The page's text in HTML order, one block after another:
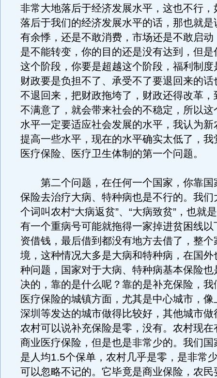
非常大地落后于经济发展水平，这也不行，
落后于我们的经济发展水平的话，那也就是
有余悸，还是不敢消费，市场还是不敢启动
是不能转变，你的目的还是没有达到，但是
这个阶段，你要是超越这个阶段，福利制度
财政要是负担不了、承受不了要退回来的
不退回来，把财政拖垮了，财政还得改革，
不满意了，就会带来社会的不稳定，所以这
水平一定要适应社会发展的水平，我认为新
提高一些水平，现在的水平确实太低了，我
医疗保险、医疗卫生体制的第一个问题。
第二个问题，在任何一个国家，你靠国
保险去治疗大病、特种病也是不行的。我们
个词叫农村“大病返贫”、“大病致贫”，也就
有一个重病号可能就拖得一家掉进贫困线以
资借钱，最后借到都没有地方去借了，整个
境，这种情况大多是大病和特种病，在国外
种问题，国家对于大病、特种病基本保险也
决的，靠的是什么呢？靠的是补充保险，我
医疗保险的城镇方面，尤其是中心城市，
深圳等发达的城市做得比较好，其他城市做
农村可以说补充保险是零，没有。农村现在
商业医疗保险，但是也是非常少的。我们国
是人均1.5个保单，农村几乎是零，是非常
可以忽略不记的。它毕竟是商业保险，农民